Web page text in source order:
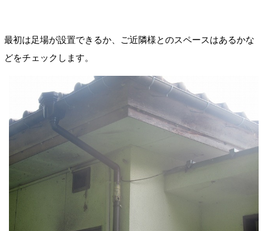
最初は足場が設置できるか、ご近隣様とのスペースはあるかな
どをチェックします。